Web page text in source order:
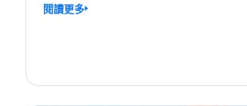
範疇並提高功能性，為自動化、創新和個
成為關鍵課題。 BlendVision 擁有多年豐
閱讀更多